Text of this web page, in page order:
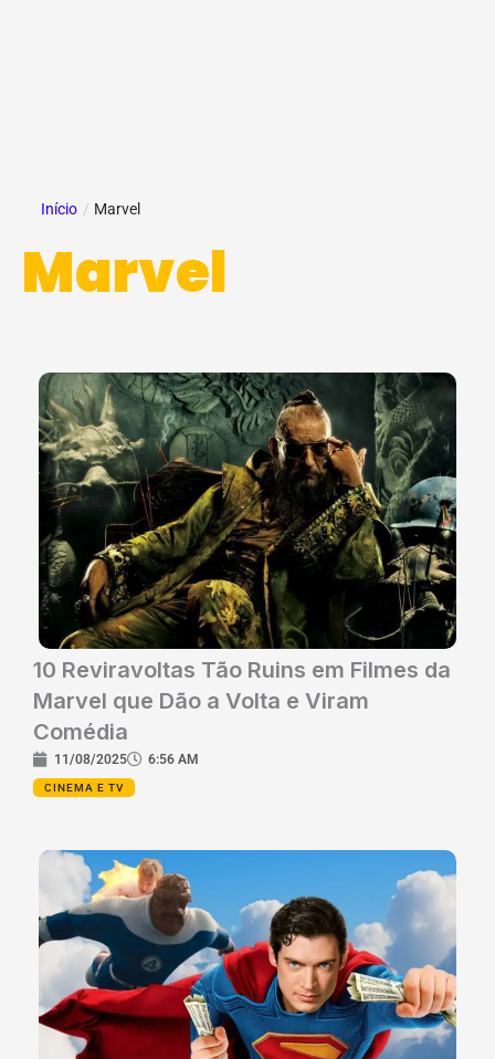
Início / Marvel
Marvel
10 Reviravoltas Tão Ruins em Filmes da
Marvel que Dão a Volta e Viram
Comédia
11/08/2025 6:56 AM
CINEMA E TV
PagePagePagePagePage